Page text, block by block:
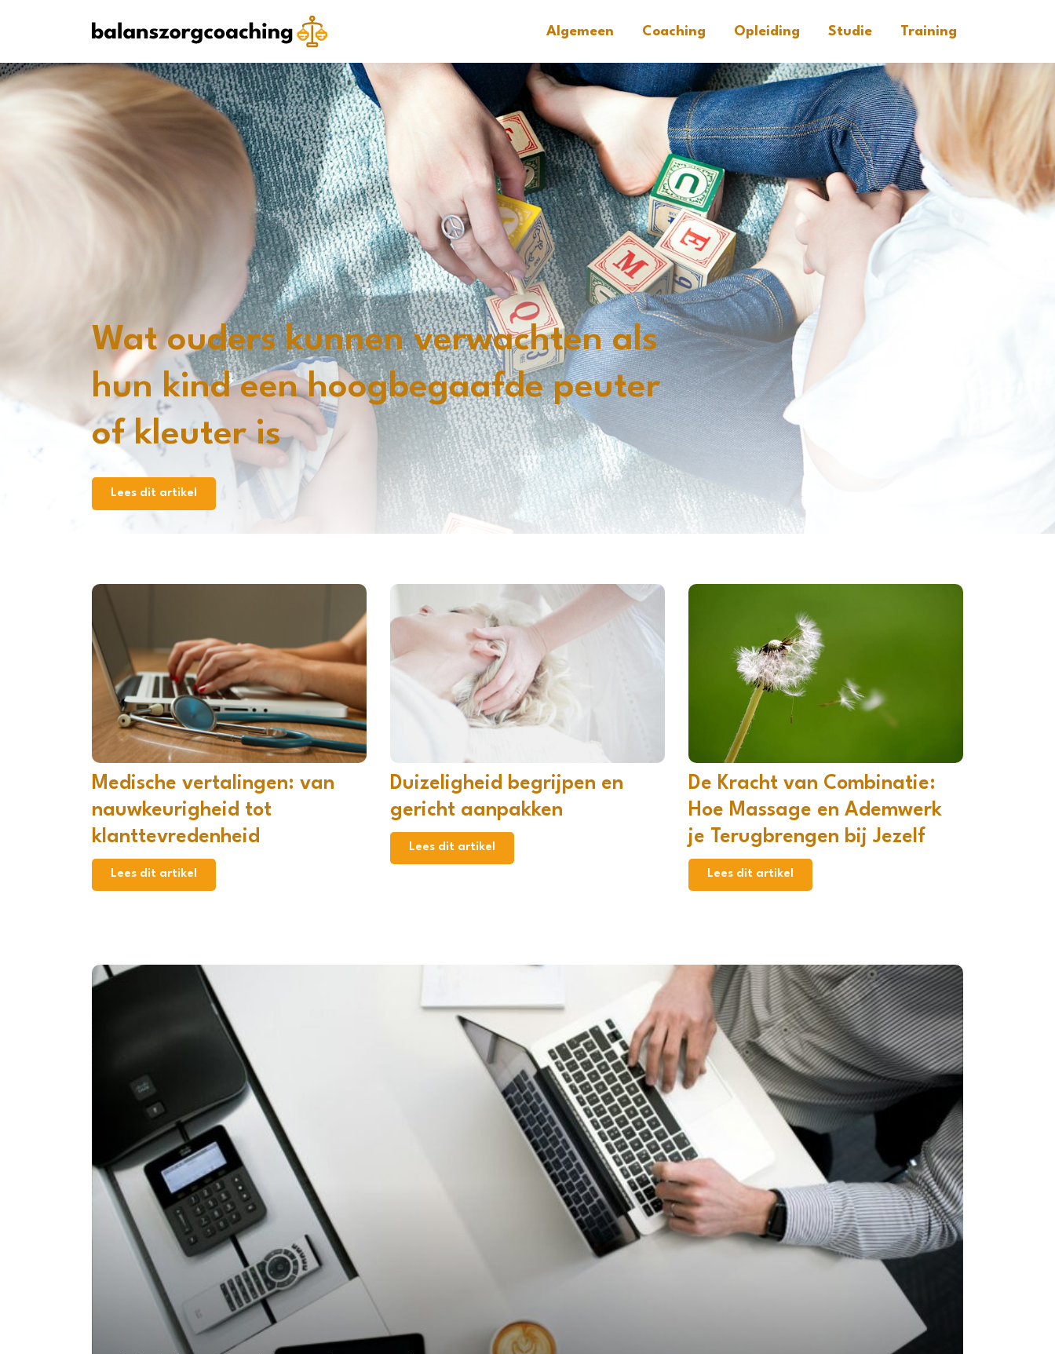
Algemeen Coaching Opleiding Studie Training
Wat ouders kunnen verwachten als
hun kind een hoogbegaafde peuter
of kleuter is
Lees dit artikel
Medische vertalingen: van
nauwkeurigheid tot
klanttevredenheid
Lees dit artikel
Duizeligheid begrijpen en
gericht aanpakken
Lees dit artikel
De Kracht van Combinatie:
Hoe Massage en Ademwerk
je Terugbrengen bij Jezelf
Lees dit artikel